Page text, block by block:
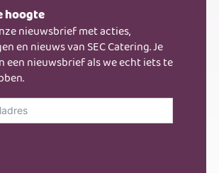
samen
je buffet samen
assortiment
werken!
hoogte
nieuwsbrief met acties,
en nieuws van SEC Catering. Je
een nieuwsbrief als we echt iets te